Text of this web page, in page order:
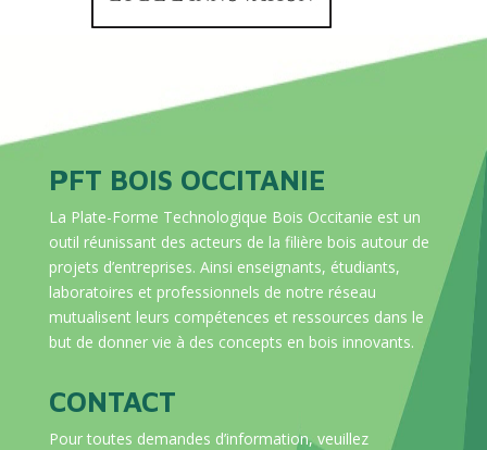
PFT BOIS OCCITANIE
La Plate-Forme Technologique Bois Occitanie est un
outil réunissant des acteurs de la filière bois autour de
projets d’entreprises. Ainsi enseignants, étudiants,
laboratoires et professionnels de notre réseau
mutualisent leurs compétences et ressources dans le
but de donner vie à des concepts en bois innovants.
CONTACT
Pour toutes demandes d’information, veuillez